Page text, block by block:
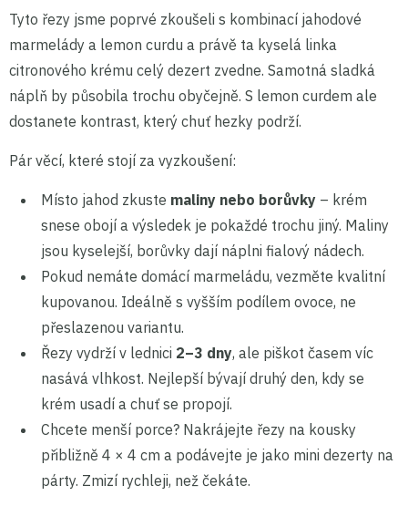
Tyto řezy jsme poprvé zkoušeli s kombinací jahodové
marmelády a lemon curdu a právě ta kyselá linka
citronového krému celý dezert zvedne. Samotná sladká
náplň by působila trochu obyčejně. S lemon curdem ale
dostanete kontrast, který chuť hezky podrží.
Pár věcí, které stojí za vyzkoušení:
Místo jahod zkuste maliny nebo borůvky – krém
snese obojí a výsledek je pokaždé trochu jiný. Maliny
jsou kyselejší, borůvky dají náplni fialový nádech.
Pokud nemáte domácí marmeládu, vezměte kvalitní
kupovanou. Ideálně s vyšším podílem ovoce, ne
přeslazenou variantu.
Řezy vydrží v lednici 2–3 dny, ale piškot časem víc
nasává vlhkost. Nejlepší bývají druhý den, kdy se
krém usadí a chuť se propojí.
Chcete menší porce? Nakrájejte řezy na kousky
přibližně 4 × 4 cm a podávejte je jako mini dezerty na
párty. Zmizí rychleji, než čekáte.